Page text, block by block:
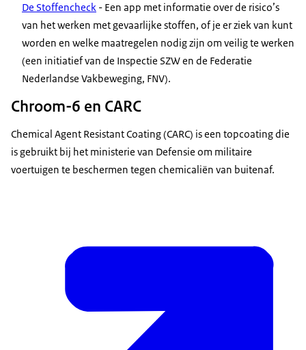
De Stoffencheck - Een app met informatie over de risico’s
van het werken met gevaarlijke stoffen, of je er ziek van kunt
worden en welke maatregelen nodig zijn om veilig te werken
(een initiatief van de Inspectie SZW en de Federatie
Nederlandse Vakbeweging, FNV).
Chroom-6 en CARC
Chemical Agent Resistant Coating(CARC) is een topcoating die
is gebruikt bij het ministerie van Defensie om militaire
voertuigen te beschermen tegen chemicaliën van buitenaf.